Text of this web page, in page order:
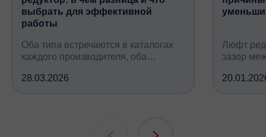
выбрать для эффективной
работы
Оба типа встречаются в каталогах
каждого производителя, оба
крутящий момент, но устроены
принципиально по-разному, при
28.03.2026
Люфт
зазор
всех